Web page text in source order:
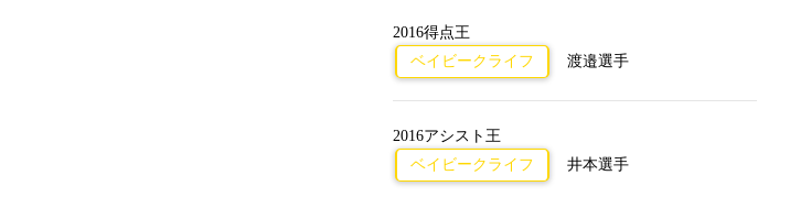
2016得点王
ベイビークライフ
渡邉選手
2016アシスト王
ベイビークライフ
井本選手